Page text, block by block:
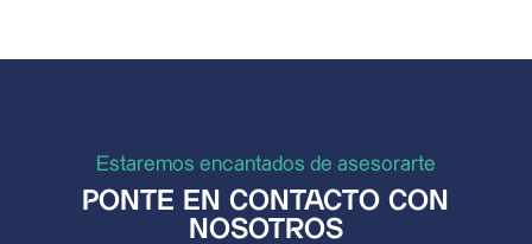
Estaremos encantados de asesorarte
PONTE EN CONTACTO CON
NOSOTROS